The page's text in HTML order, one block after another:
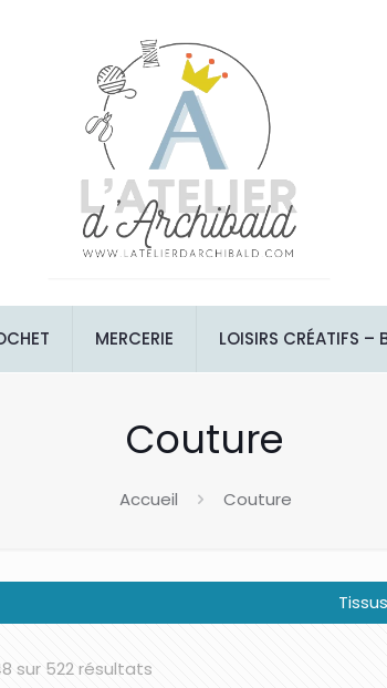
MERCERIE LOISIRS CRÉATIFS –
Couture
Accueil Couture
Tissus
sur 522 résultats